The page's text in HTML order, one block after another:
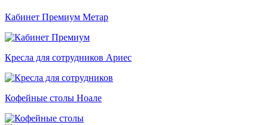
Кабинет Премиум Метар
Кресла для сотрудников Ариес
Кофейные столы Ноале